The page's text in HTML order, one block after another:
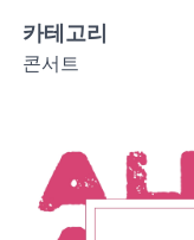
카테고리
콘서트